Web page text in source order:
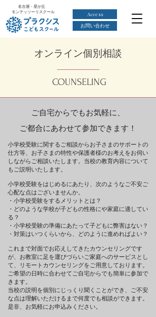
名古屋・星が丘
モンテッソーリスクール
Access
お問い合わせ
オンライン個別相談
COUNSELING
ご自宅からでもお気軽に、
ご都合にあわせて参加できます！
小学校受験に関するご相談からお子さまのサポートの
仕方等、お子さまの特性や保護者様のお考えをお伺い
しながらご相談いたします。当校の教育内容について
もご説明いたします。
小学校受験をはじめるにあたり、次のようなご不安ご
心配な点はございませんか。
・小学校受験をするメリットとは？
・どのような学校が子どもの性格にや家庭に適してい
る？
・小学校受験の準備にあたって子どもに弊害はない？
・対策はいつくらいから、どのように進めればよい？
これまで対面でお応えしてきたカウンセリングです
が、お教室に足を運びづらいご家庭へのサービスとし
て、リモートカウンセリングをご用意しております。
ご希望の日時に合わせてご自宅からでも簡単に参加で
きます。
当校の説明を個別にじっくり聞くことができ、ご不安
な点は理解いただけるまで何度でも相談ができます。
是非、お気軽にお申込みください。